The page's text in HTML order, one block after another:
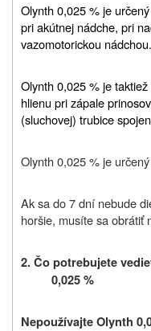
Olynth 0,025 % je
pri akútnej nádche, pri
vazomotorickou nádchou.
Olynth 0,025 % je
hlienu pri zápale
(sluchovej) trubice
Olynth 0,025 % je
Ak sa do 7 dní nebude
horšie, musíte sa obrátiť
2. Čo potrebujete
0,025 %
Nepoužívajte Olynth